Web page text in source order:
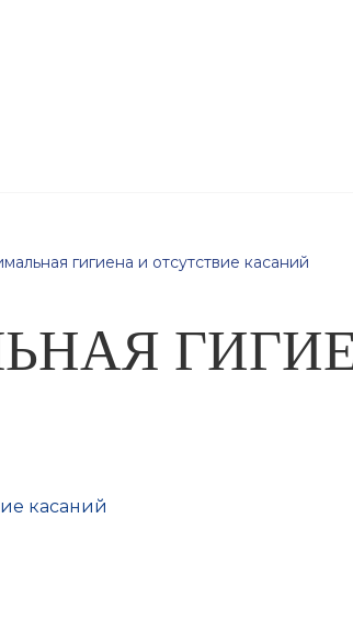
гигиена и отсутствие касаний